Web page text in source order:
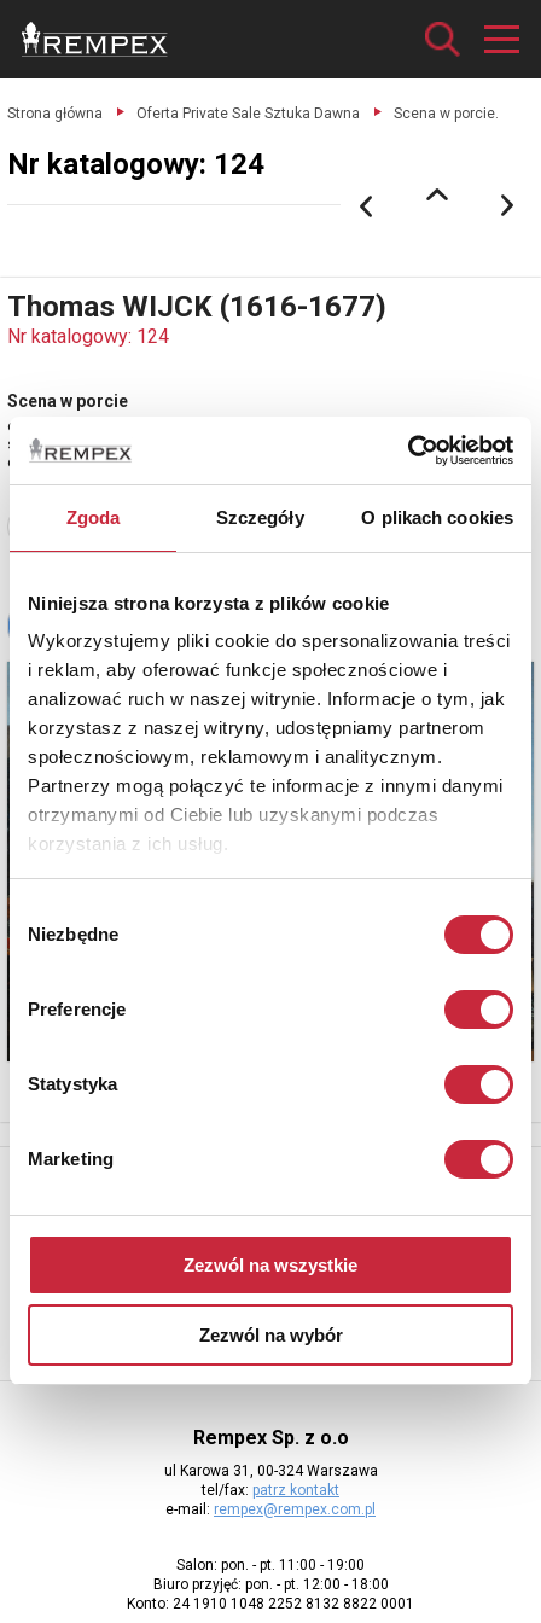
Zgoda Szczegóły O plikach cookies
Niniejsza strona korzysta z plików cookie
Wykorzystujemy pliki cookie do spersonalizowania treści
i reklam, aby oferować funkcje społecznościowe i
analizować ruch w naszej witrynie. Informacje o tym, jak
korzystasz z naszej witryny, udostępniamy partnerom
społecznościowym, reklamowym i analitycznym.
Partnerzy mogą połączyć te informacje z innymi danymi
otrzymanymi od Ciebie lub uzyskanymi podczas
korzystania z ich usług.
Wybór
zgody
Niezbędne
Preferencje
Statystyka
Marketing
Zezwól na wszystkie
Zezwól na wybór
Strona główna Oferta Private Sale Sztuka Dawna Scena w porcie.
Nr katalogowy: 124
Thomas WIJCK (1616-1677)
Nr katalogowy: 124
Scena w porcie
olej, płótno dublowane; 82,5 x 107 cm;
sygn. l. d.: T Wijck
estymacja 200 000 - 240 000 zł
Zobacz pełne informacje
Aby otrzymywać informacje o nowych aukcjach, prosimy podać
adres e-mail
Rempex Sp. z o.o
ul Karowa 31, 00-324 Warszawa
tel/fax: patrz kontakt
e-mail: rempex@rempex.com.pl
Salon: pon. - pt. 11:00 - 19:00
Biuro przyjęć: pon. - pt. 12:00 - 18:00
Konto: 24 1910 1048 2252 8132 8822 0001